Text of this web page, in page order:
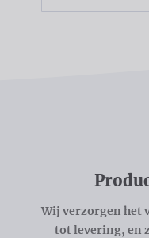
Wij verzorgen het
tot levering, en